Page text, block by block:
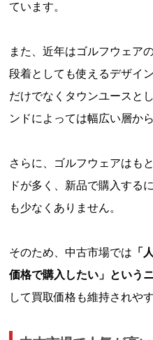
ています。
また、近年はゴルフウェア
段着としても使えるデザイ
だけでなくタウンユースと
ンドによっては幅広い層か
さらに、ゴルフウェアはも
ドが多く、新品で購入する
も少なくありません。
そのため、中古市場では 「
価格で購入したい」という
して買取価格も維持されや